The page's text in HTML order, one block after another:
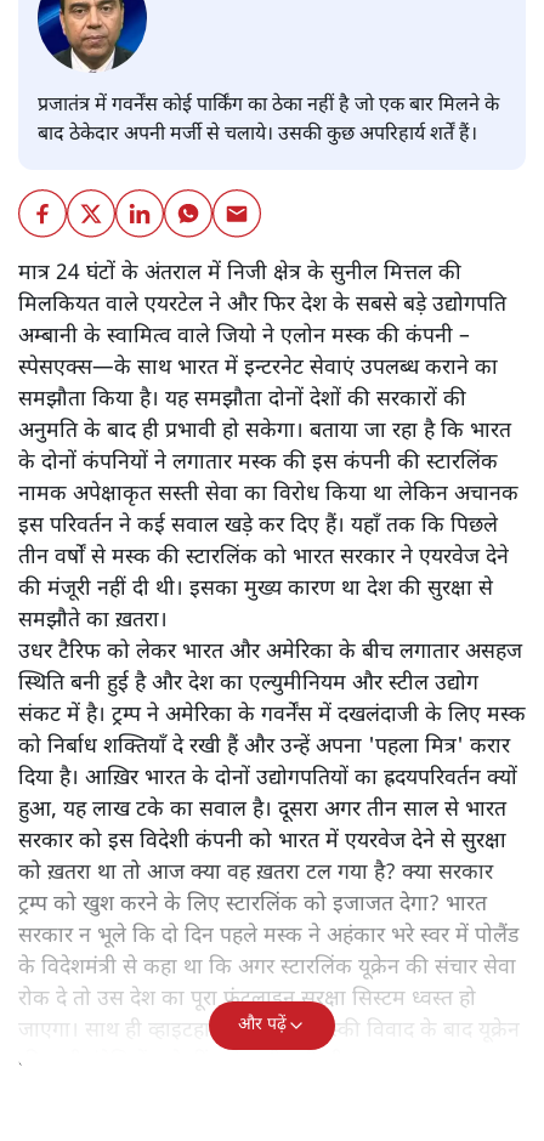
प्रजातंत्र में गवर्नेंस कोई पार्किंग का ठेका नहीं है जो एक बार मिलने के
बाद ठेकेदार अपनी मर्जी से चलाये। उसकी कुछ अपरिहार्य शर्तें हैं।
मात्र 24 घंटों के अंतराल में निजी क्षेत्र के सुनील मित्तल की
मिलकियत वाले एयरटेल ने और फिर देश के सबसे बड़े उद्योगपति
अम्बानी के स्वामित्व वाले जियो ने एलोन मस्क की कंपनी –
स्पेसएक्स—के साथ भारत में इन्टरनेट सेवाएं उपलब्ध कराने का
समझौता किया है। यह समझौता दोनों देशों की सरकारों की
अनुमति के बाद ही प्रभावी हो सकेगा। बताया जा रहा है कि भारत
के दोनों कंपनियों ने लगातार मस्क की इस कंपनी की स्टारलिंक
नामक अपेक्षाकृत सस्ती सेवा का विरोध किया था लेकिन अचानक
इस परिवर्तन ने कई सवाल खड़े कर दिए हैं। यहाँ तक कि पिछले
तीन वर्षों से मस्क की स्टारलिंक को भारत सरकार ने एयरवेज देने
की मंजूरी नहीं दी थी। इसका मुख्य कारण था देश की सुरक्षा से
समझौते का ख़तरा।
उधर टैरिफ को लेकर भारत और अमेरिका के बीच लगातार असहज
स्थिति बनी हुई है और देश का एल्युमीनियम और स्टील उद्योग
संकट में है। ट्रम्प ने अमेरिका के गवर्नेंस में दखलंदाजी के लिए मस्क
को निर्बाध शक्तियाँ दे रखी हैं और उन्हें अपना 'पहला मित्र' करार
दिया है। आख़िर भारत के दोनों उद्योगपतियों का ह्रदयपरिवर्तन क्यों
हुआ, यह लाख टके का सवाल है। दूसरा अगर तीन साल से भारत
सरकार को इस विदेशी कंपनी को भारत में एयरवेज देने से सुरक्षा
को ख़तरा था तो आज क्या वह ख़तरा टल गया है? क्या सरकार
ट्रम्प को खुश करने के लिए स्टारलिंक को इजाजत देगा? भारत
सरकार न भूले कि दो दिन पहले मस्क ने अहंकार भरे स्वर में पोलैंड
के विदेशमंत्री से कहा था कि अगर स्टारलिंक यूक्रेन की संचार सेवा
रोक दे तो उस देश का पूरा फ्रंटलाइन सुरक्षा सिस्टम ध्वस्त हो
जाएगा। साथ ही व्हाइटहाउस में ट्रम्प-जेलेंस्की विवाद के बाद यूक्रेन
की सभी इंटेलिजेंस शेयरिंग रोक दी गयी थी।
और पढ़ें